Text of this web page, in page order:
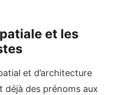
et les
et d’architecture
des prénoms aux